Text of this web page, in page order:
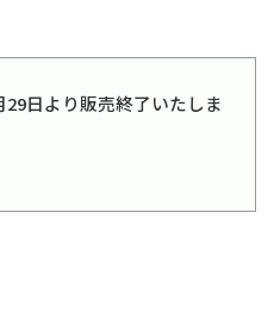
29日より販売終了いたしま